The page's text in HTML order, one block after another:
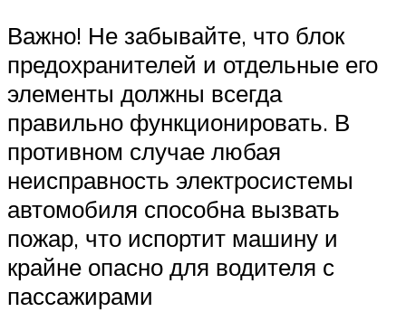
Важно! Не забывайте, что блок
предохранителей и отдельные его
элементы должны всегда
правильно функционировать. В
противном случае любая
неисправность электросистемы
автомобиля способна вызвать
пожар, что испортит машину и
крайне опасно для водителя с
пассажирами